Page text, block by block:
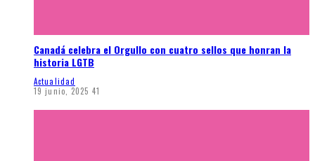
Canadá celebra el Orgullo con cuatro sellos que honran la
historia LGTB
Actualidad
19 junio, 2025 41